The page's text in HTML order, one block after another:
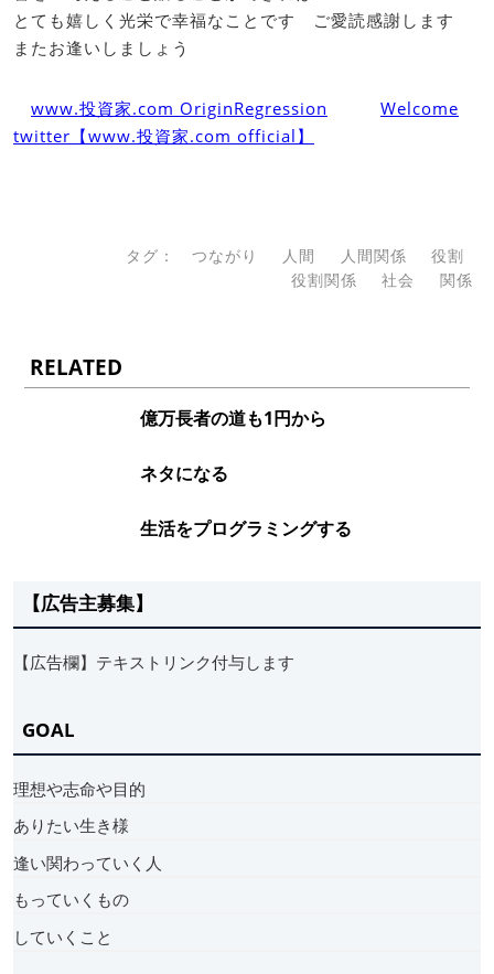
とても嬉しく光栄で幸福なことです ご愛読感謝します
またお逢いしましょう
www.投資家.com OriginRegression
Welcome
twitter【www.投資家.com official】
タグ： つながり 人間 人間関係
役割
役割関係
社会 関係
RELATED
億万長者の道も1円から
ネタになる
生活をプログラミングする
【広告主募集】
【広告欄】テキストリンク付与します
GOAL
理想や志命や目的
ありたい生き様
逢い関わっていく人
もっていくもの
していくこと